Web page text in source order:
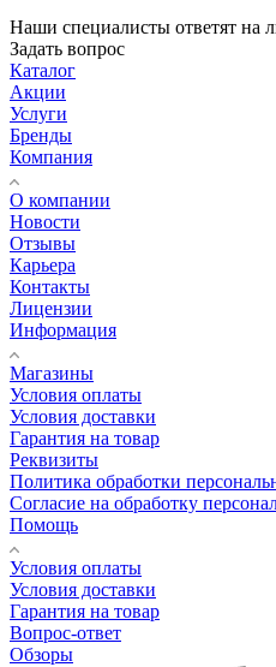
Наши специалисты ответят на
Задать вопрос
Каталог
Акции
Услуги
Бренды
Компания
О компании
Новости
Отзывы
Карьера
Контакты
Лицензии
Информация
Магазины
Условия оплаты
Условия доставки
Гарантия на товар
Реквизиты
Политика обработки
Согласие на обработку
Помощь
Условия оплаты
Условия доставки
Гарантия на товар
Вопрос-ответ
Обзоры